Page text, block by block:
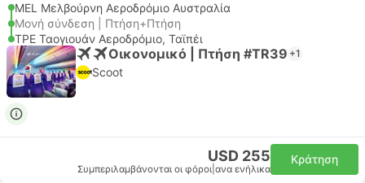
MEL Μελβούρνη Αεροδρόμιο Αυστραλία
Μονή σύνδεση | Πτήση+Πτήση
TPE Ταογιουάν Αεροδρόμιο, Ταϊπέι
Οικονομικό | Πτήση #TR39 +1
Scoot
USD 255
Συμπεριλαμβάνονται οι φόροι ανα ενήλικα
Κράτηση